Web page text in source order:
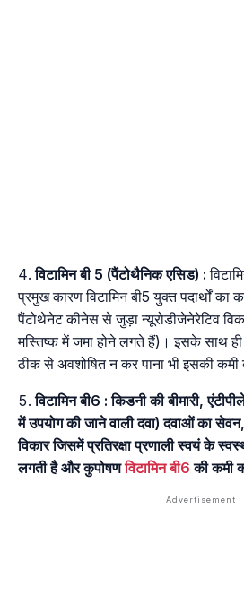
विटामिन बी 5 (पैंटोथैनिक एसिड) :
प्रमुख कारण विटामिन बी5 युक्त पदार्थों
पैंटोथेनेट कीनेस से जुड़ा न्यूरोडीजेनेरेटिव
मस्तिष्क में जमा होने लगते हैं)। इसके साथ ही
ठीक से अवशोषित न कर पाना भी इसकी कमी
विटामिन बी6 : किडनी की बीमारी,
में उपयोग की जाने वाली दवा) दवाओं का
विकार जिसमें प्रतिरक्षा प्रणाली स्वयं के
लगती है और कुपोषणविटामिन बी6 की कमी